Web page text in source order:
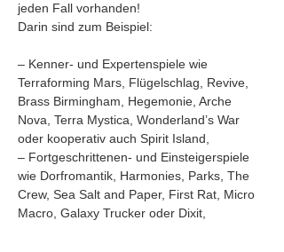
jeden Fall vorhanden!
Darin sind zum Beispiel:
– Kenner- und Expertenspiele wie
Terraforming Mars, Flügelschlag, Revive,
Brass Birmingham, Hegemonie, Arche
Nova, Terra Mystica, Wonderland’s War
oder kooperativ auch Spirit Island,
– Fortgeschrittenen- und Einsteigerspiele
wie Dorfromantik, Harmonies, Parks, The
Crew, Sea Salt and Paper, First Rat, Micro
Macro, Galaxy Trucker oder Dixit,